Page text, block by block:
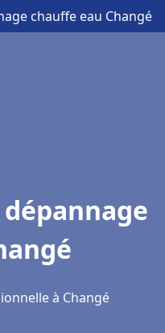
chauffe eau Changé
à Changé